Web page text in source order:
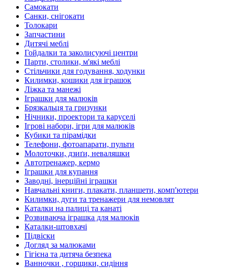
Самокати
Санки, снігокати
Толокари
Запчастини
Дитячі меблі
Гойдалки та заколисуючі центри
Парти, столики, м'які меблі
Стільчики для годування, ходунки
Килимки, кошики для іграшок
Ліжка та манежі
Іграшки для малюків
Брязкальця та гризунки
Нічники, проектори та каруселі
Ігрові набори, ігри для малюків
Кубики та пірамідки
Телефони, фотоапарати, пульти
Молоточки, дзиґи, неваляшки
Автотренажер, кермо
Іграшки для купання
Заводні, інерційні іграшки
Навчальні книги, плакати, планшети, комп'ютери
Килимки, дуги та тренажери для немовлят
Каталки на палиці та канаті
Розвиваюча іграшка для малюків
Каталки-штовхачі
Підвіски
Догляд за малюками
Гігієна та дитяча безпека
Ванночки , горщики, сидіння